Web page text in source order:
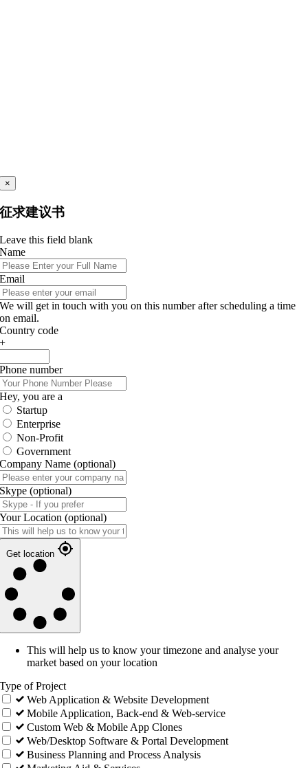
×
征求建议书
Leave this field blank
Name
Email
We will get in touch with you on this number after scheduling a time
on email.
Country code
+
Phone number
Hey, you are a
Startup
Enterprise
Non-Profit
Government
Company Name (optional)
Skype (optional)
Your Location (optional)
Get location
This will help us to know your timezone and analyse your
market based on your location
Type of Project
Web Application & Website Development
Mobile Application, Back-end & Web-service
Custom Web & Mobile App Clones
Web/Desktop Software & Portal Development
Business Planning and Process Analysis